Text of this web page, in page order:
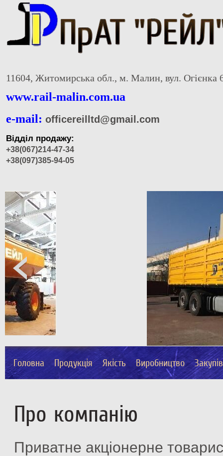
11604, Житомирська обл., м. Малин, вул. Огієнка
www.rail-malin.com.ua
e-mail: officereilltd@gmail.com
Відділ продажу:
+38(067)214-47-34
+38(097)385-94-05
Головна Продукція Якість Виробництво
Про компанію
Приватне акціонерне